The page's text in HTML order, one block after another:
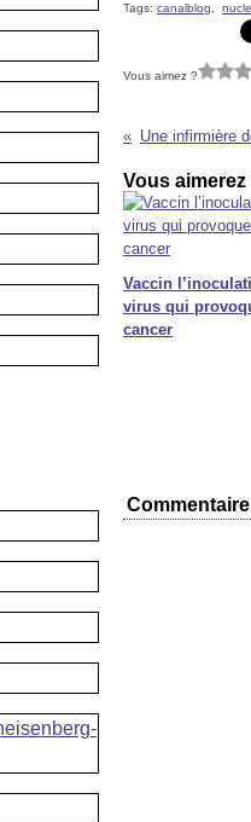
Tags: canalblog
Vous aimez ?
Vous aimerez
Vaccin
virus qui
cancer